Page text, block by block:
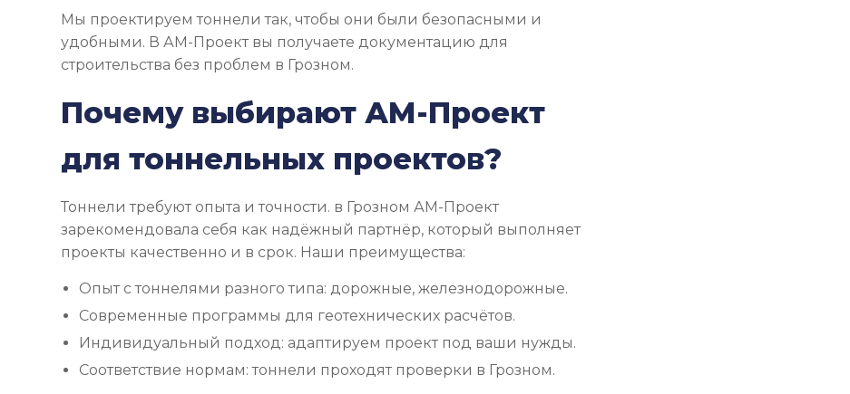
Мы проектируем тоннели так, чтобы они были безопасными и
удобными. В АМ-Проект вы получаете документацию для
строительства без проблем в Грозном.
Почему выбирают АМ-Проект
для тоннельных проектов?
Тоннели требуют опыта и точности. в Грозном АМ-Проект
зарекомендовала себя как надёжный партнёр, который выполняет
проекты качественно и в срок. Наши преимущества:
Опыт с тоннелями разного типа: дорожные, железнодорожные.
Современные программы для геотехнических расчётов.
Индивидуальный подход: адаптируем проект под ваши нужды.
Соответствие нормам: тоннели проходят проверки в Грозном.